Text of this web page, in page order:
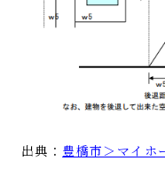
出典： 豊橋市＞マイホ